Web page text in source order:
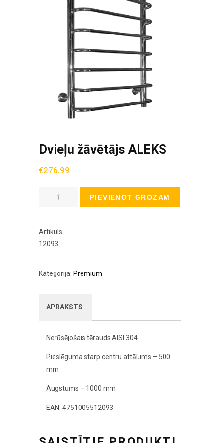
Dvieļu žāvētājs ALEKS
€276.99
Daudzums PIEVIENOT GROZAM
Artikuls:
12093
Kategorija: Premium
APRAKSTS
Nerūsējošais tērauds AISI 304
Pieslēguma starp centru attālums – 500
mm
Augstums – 1000 mm
EAN: 4751005512093